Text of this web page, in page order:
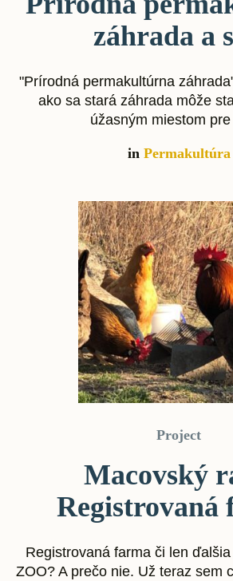
záhrada a
"Prírodná permakultúrna
ako sa stará záhrada môže
úžasným miestom
in Permakultúra
Project
Macovský
Registrovaná
Registrovaná farma či len
ZOO? A prečo nie. Už teraz sem